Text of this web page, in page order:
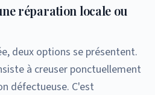
réparation locale ou
deux options se présentent.
à creuser ponctuellement
défectueuse. C'est